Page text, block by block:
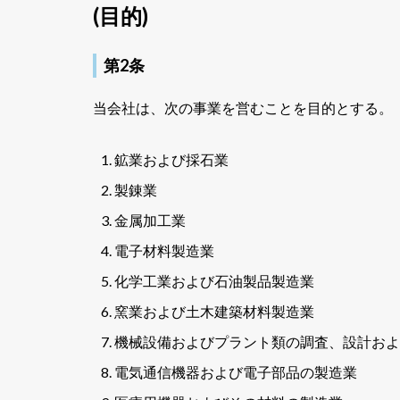
(目的)
第2条
当会社は、次の事業を営むことを目的とする。
鉱業および採石業
製錬業
金属加工業
電子材料製造業
化学工業および石油製品製造業
窯業および土木建築材料製造業
機械設備およびプラント類の調査、設計お
電気通信機器および電子部品の製造業